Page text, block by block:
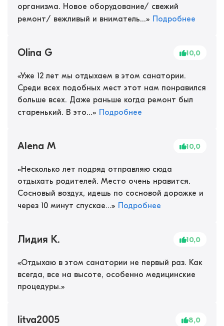
организма. Новое оборудование/ свежий
ремонт/ вежливый и вниматель...» Подробнее
Olina G 10,0
«Уже 12 лет мы отдыхаем в этом санатории.
Среди всех подобных мест этот нам понравился
больше всех. Даже раньше когда ремонт был
старенький. В это...» Подробнее
Alena M 10,0
«Несколько лет подряд отправляю сюда
отдыхать родителей. Место очень нравится.
Сосновый воздух, идешь по сосновой дорожке и
через 10 минут спускае...» Подробнее
Лидия К. 10,0
«Отдыхаю в этом санатории не первый раз. Как
всегда, все на высоте, особенно медицинские
процедуры.»
litva2005 8,0